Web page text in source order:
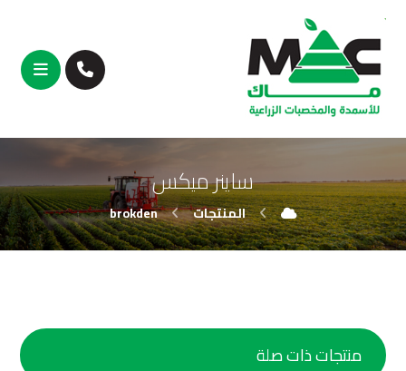
ساينر ميكس
المنتجات brokden
منتجات ذات صلة